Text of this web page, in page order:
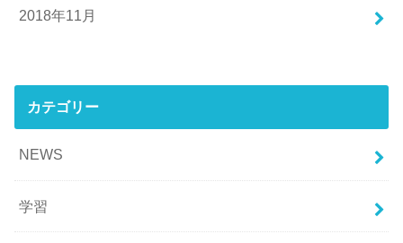
2018年11月
カテゴリー
NEWS
学習